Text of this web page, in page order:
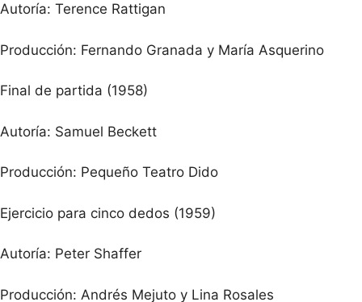
Autoría: Terence Rattigan
Producción: Fernando Granada y María Asquerino
Final de partida (1958)
Autoría: Samuel Beckett
Producción: Pequeño Teatro Dido
Ejercicio para cinco dedos (1959)
Autoría: Peter Shaffer
Producción: Andrés Mejuto y Lina Rosales